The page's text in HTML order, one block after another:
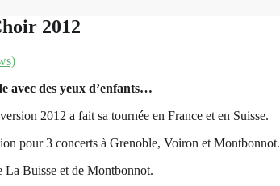
2012
avec des yeux d’enfants…
2012 a fait sa tournée en France et en Suisse.
pour 3 concerts à Grenoble, Voiron et Montbonnot.
La Buisse et de Montbonnot.